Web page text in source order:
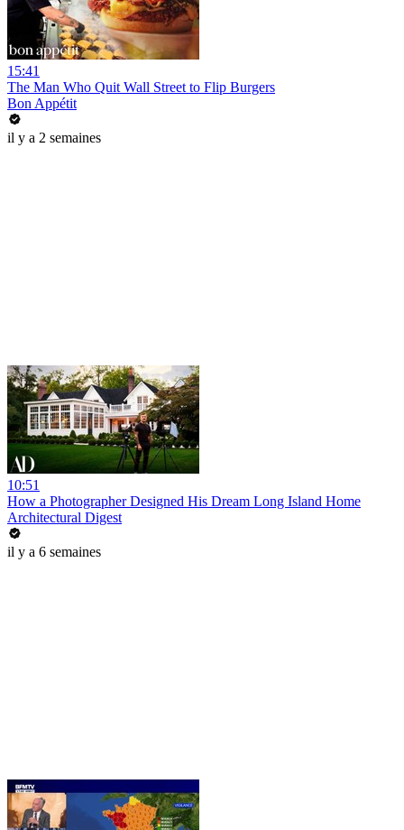
15:41
The Man Who Quit Wall Street to Flip Burgers
Bon Appétit
il y a 2 semaines
10:51
How a Photographer Designed His Dream Long Island Home
Architectural Digest
il y a 6 semaines